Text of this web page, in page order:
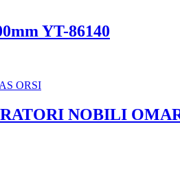
YT-86140
NOBILI